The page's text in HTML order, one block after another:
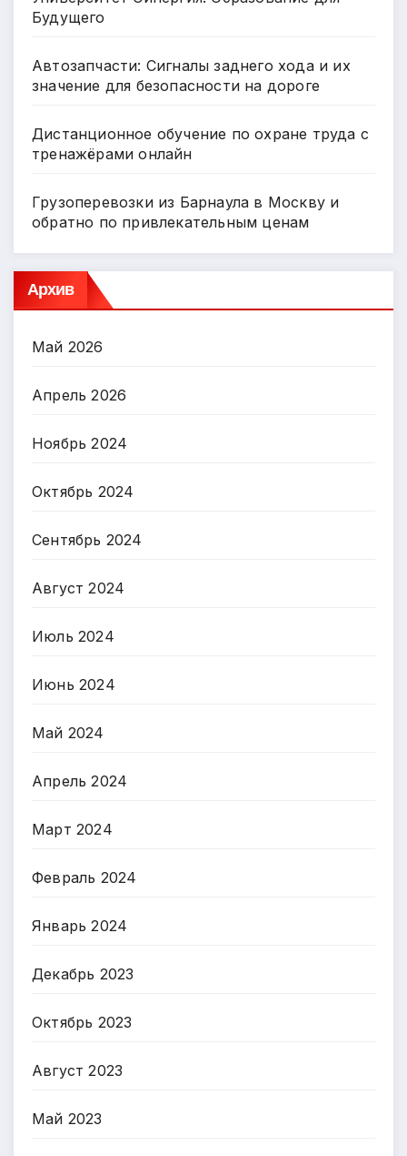
Будущего
Автозапчасти: Сигналы заднего хода и их
значение для безопасности на дороге
Дистанционное обучение по охране труда с
тренажёрами онлайн
Грузоперевозки из Барнаула в Москву и
обратно по привлекательным ценам
Архив
Май 2026
Апрель 2026
Ноябрь 2024
Октябрь 2024
Сентябрь 2024
Август 2024
Июль 2024
Июнь 2024
Май 2024
Апрель 2024
Март 2024
Февраль 2024
Январь 2024
Декабрь 2023
Октябрь 2023
Август 2023
Май 2023